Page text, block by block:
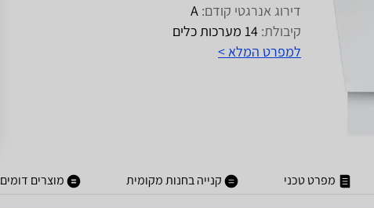
דירוג אנרגטי קודם: A
קיבולת: 14 מערכות כלים
למפרט המלא >
מפרט טכני קנייה בחנות מקומית מוצרים דומים